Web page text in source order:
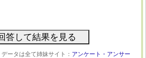
ータは全て姉妹サイト： アンケート・アンサー